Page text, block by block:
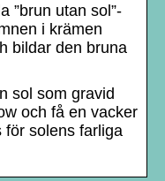
”brun utan sol”-
i krämen
bildar den bruna
sol som gravid
och få en vacker
för solens farliga